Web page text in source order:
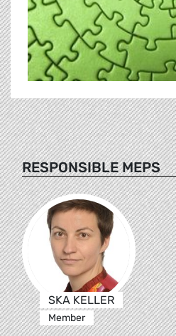
RESPONSIBLE MEPS
SKA KELLER
Member